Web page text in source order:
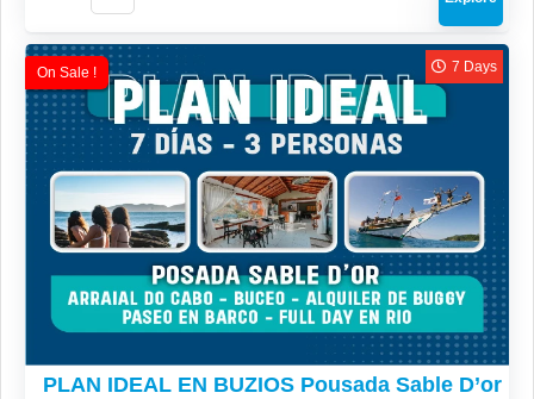
On Sale ! 7 Days
PLAN IDEAL EN BUZIOS Pousada Sable D’or